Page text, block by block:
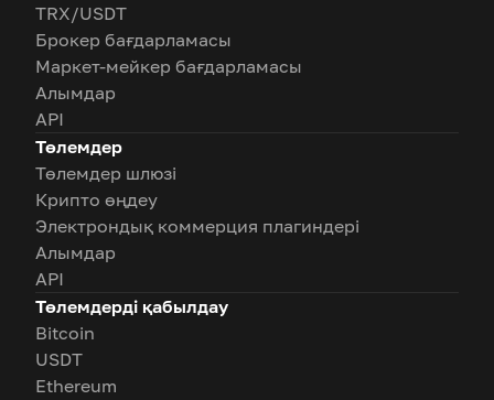
TRX/USDT
Брокер бағдарламасы
Маркет-мейкер бағдарламасы
Алымдар
API
Төлемдер
Төлемдер шлюзі
Крипто өңдеу
Электрондық коммерция плагиндері
Алымдар
API
Төлемдерді қабылдау
Bitcoin
USDT
Ethereum